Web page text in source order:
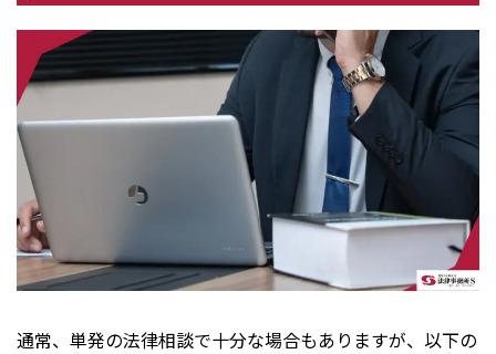
通常、単発の法律相談で十分な場合もありますが、以下の